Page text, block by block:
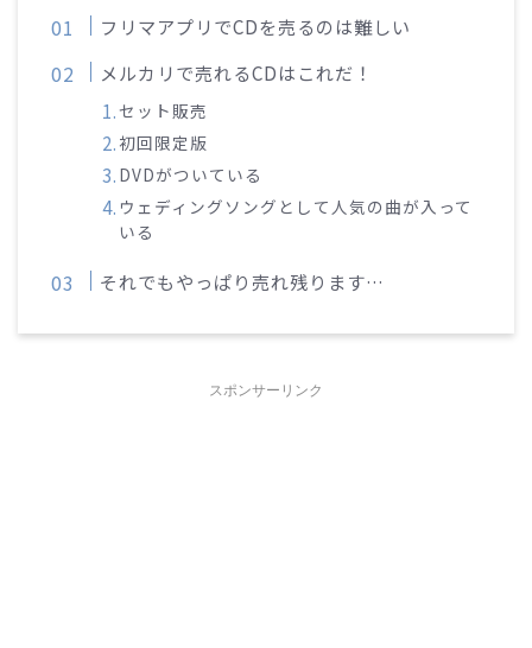
フリマアプリでCDを売るのは難しい
メルカリで売れるCDはこれだ！
セット販売
初回限定版
DVDがついている
ウェディングソングとして人気の曲が入って
いる
それでもやっぱり売れ残ります…
スポンサーリンク